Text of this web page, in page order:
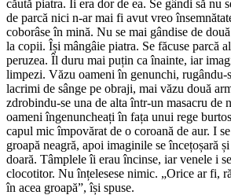
căută piatra. Îi era dor de ea. Se gândi să nu
de parcă nici n-ar mai fi avut vreo
coborâse în mină. Nu se mai gândise de
la copii. Își mângâie piatra. Se făcuse parcă
peruzea. Îl duru mai puțin ca înainte, iar
limpezi. Văzu oameni în genunchi, rugându-
lacrimi de sânge pe obraji, mai văzu două
zdrobindu-se una de alta într-un masacru de
oameni îngenuncheați în fața unui rege
capul mic împovărat de o coroană de aur. I
groapă neagră, apoi imaginile se încețoșară
doară. Tâmplele îi erau încinse, iar venele i
clocotitor. Nu înțelesese nimic. „Orice ar fi,
în acea groapă”, își spuse.